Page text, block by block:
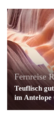
Fernreise
Teuflisch
im